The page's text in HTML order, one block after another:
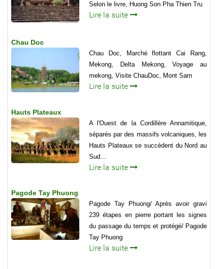
Selon le livre, Huong Son Pha Thien Tru
Lire la suite
Chau Doc
Chau Doc, Marché flottant Cai Rang,
Mekong, Delta Mekong, Voyage au
mekong, Visite ChauDoc, Mont Sam
Lire la suite
Hauts Plateaux
A l'Ouest de la Cordillère Annamitique,
séparés par des massifs volcaniques, les
Hauts Plateaux se succèdent du Nord au
Sud...
Lire la suite
Pagode Tay Phuong
Pagode Tay Phuong/ Après avoir gravi
239 étapes en pierre portant les signes
du passage du temps et protégé/ Pagode
Tay Phuong
Lire la suite